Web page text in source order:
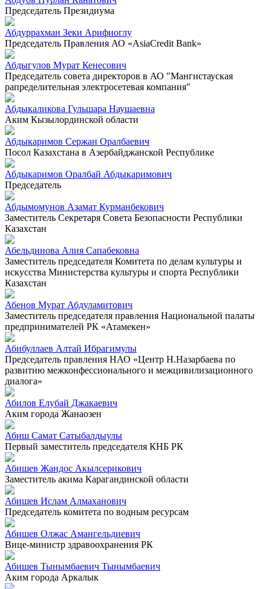
Председатель Президиума
Абдуррахман Зеки Арифиоглу
Председатель Правления АО «AsiaCredit Bank»
Абдыгулов Мурат Кенесович
Председатель совета директоров в АО "Мангистауская
рапределительная электросетевая компания"
Абдыкаликова Гульшара Наушаевна
Аким Кызылординской области
Абдыкаримов Сержан Оралбаевич
Посол Казахстана в Азербайджанской Республике
Абдыкаримов Оралбай Абдыкаримович
Председатель
Абдымомунов Азамат Курманбекович
Заместитель Секретаря Совета Безопасности Республики
Казахстан
Абельдинова Алия Сапабековна
Заместитель председателя Комитета по делам культуры и
искусства Министерства культуры и спорта Республики
Казахстан
Абенов Мурат Абдуламитович
Заместитель председателя правления Национальной палаты
предпринимателей РК «Атамекен»
Абибуллаев Алтай Ибрагимулы
Председатель правления НАО «Центр Н.Назарбаева по
развитию межконфессионального и межцивилизационного
диалога»
Абилов Елубай Джакаевич
Аким города Жанаозен
Абиш Самат Сатыбалдыулы
Первый заместитель председателя КНБ РК
Абишев Жандос Акылсерикович
Заместитель акима Карагандинской области
Абишев Ислам Алмаханович
Председатель комитета по водным ресурсам
Абишев Олжас Амангельдиевич
Вице-министр здравоохранения РК
Абишев Тынымбаевич Тынымбаевич
Аким города Аркалык